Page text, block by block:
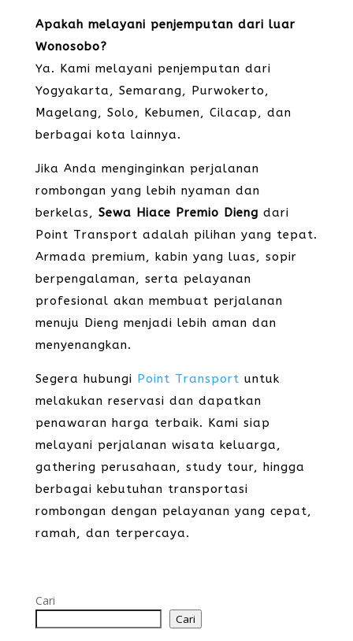
Apakah melayani penjemputan dari luar
Wonosobo?
Ya. Kami melayani penjemputan dari
Yogyakarta, Semarang, Purwokerto,
Magelang, Solo, Kebumen, Cilacap, dan
berbagai kota lainnya.
Jika Anda menginginkan perjalanan
rombongan yang lebih nyaman dan
berkelas, Sewa Hiace Premio Dieng dari
Point Transport adalah pilihan yang tepat.
Armada premium, kabin yang luas, sopir
berpengalaman, serta pelayanan
profesional akan membuat perjalanan
menuju Dieng menjadi lebih aman dan
menyenangkan.
Segera hubungi Point Transport untuk
melakukan reservasi dan dapatkan
penawaran harga terbaik. Kami siap
melayani perjalanan wisata keluarga,
gathering perusahaan, study tour, hingga
berbagai kebutuhan transportasi
rombongan dengan pelayanan yang cepat,
ramah, dan terpercaya.
Cari
Cari